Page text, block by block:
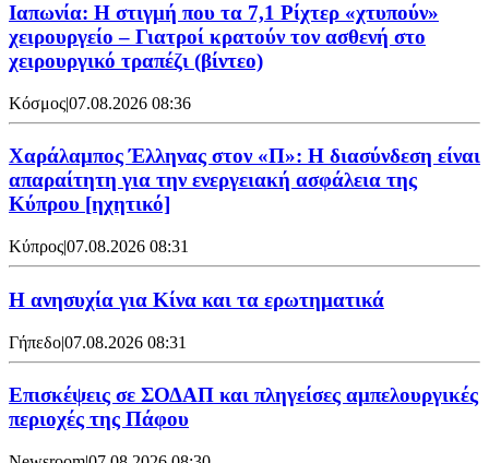
Ιαπωνία: Η στιγμή που τα 7,1 Ρίχτερ «χτυπούν»
χειρουργείο – Γιατροί κρατούν τον ασθενή στο
χειρουργικό τραπέζι (βίντεο)
Κόσμος|07.08.2026 08:36
Χαράλαμπος Έλληνας στον «Π»: Η διασύνδεση είναι
απαραίτητη για την ενεργειακή ασφάλεια της
Κύπρου [ηχητικό]
Κύπρος|07.08.2026 08:31
Η ανησυχία για Κίνα και τα ερωτηματικά
Γήπεδο|07.08.2026 08:31
Επισκέψεις σε ΣΟΔΑΠ και πληγείσες αμπελουργικές
περιοχές της Πάφου